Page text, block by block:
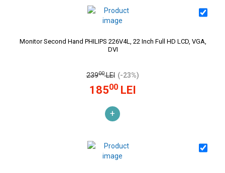
Monitor Second Hand PHILIPS 226V4L, 22 Inch Full HD LCD, VGA,
DVI
23900LEI (-23%)
18500LEI
+